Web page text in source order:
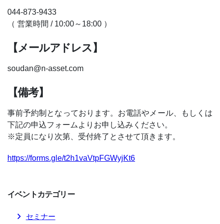
044-873-9433
（ 営業時間 / 10:00～18:00 ）
【メールアドレス】
soudan@n-asset.com
【備考】
事前予約制となっております。お電話やメール、もしくは
下記の申込フォームよりお申し込みください。
※定員になり次第、受付終了とさせて頂きます。
https://forms.gle/t2h1vaVtpFGWyjKt6
イベント カテゴリー
セミナー